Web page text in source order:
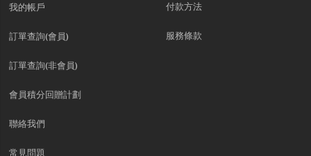
我的帳戶
訂單查詢(會員)
訂單查詢(非會員)
會員積分回贈計劃
聯絡我們
常見問題
付款方法
服務條款